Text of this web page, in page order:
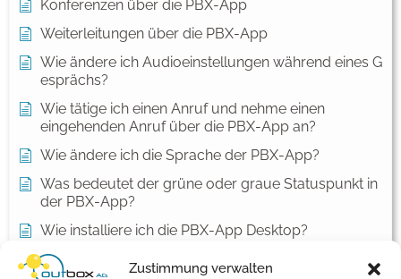
Zustimmung verwalten
Konferenzen über die PBX-App
Weiterleitungen über die PBX-App
Wie ändere ich Audioeinstellungen während eines G
esprächs?
Wie tätige ich einen Anruf und nehme einen
eingehenden Anruf über die PBX-App an?
Wie ändere ich die Sprache der PBX-App?
Was bedeutet der grüne oder graue Statuspunkt in
der PBX-App?
Wie installiere ich die PBX-App Desktop?
Wie melde ich mich erstmals an der PBX-App an?